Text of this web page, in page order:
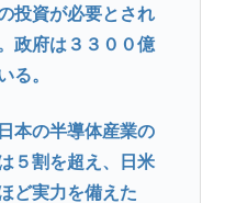
投資が必要とされ
政府は３３００億
る。
本の半導体産業の
５割を超え、日米
ど実力を備えた